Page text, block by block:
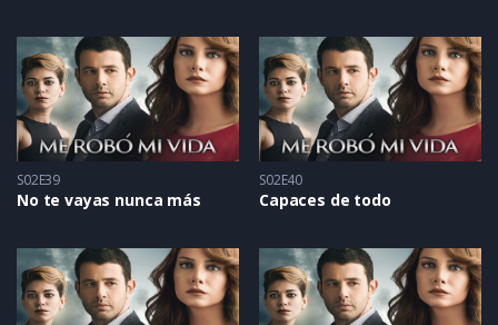
S02E39
No te vayas nunca más
S02E40
Capaces de todo